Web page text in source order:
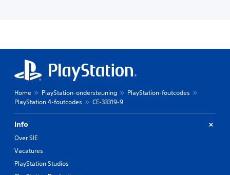
Home PlayStation-ondersteuning
PlayStation-foutcodes
PlayStation 4-foutcodes
CE-33319-9
Info
Over SIE
Vacatures
PlayStation Studios